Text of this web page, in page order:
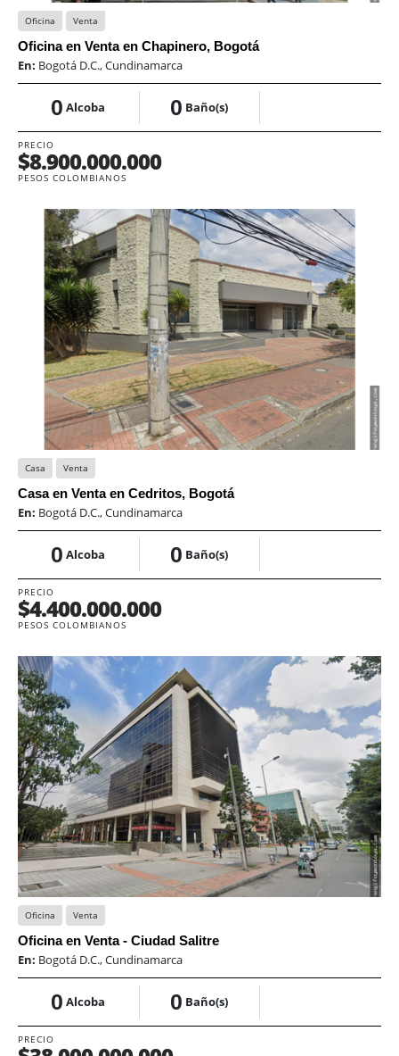
Oficina Venta
Oficina en Venta en Chapinero, Bogotá
En: Bogotá D.C., Cundinamarca
0 Alcoba 0 Baño(s)
PRECIO
$8.900.000.000
PESOS COLOMBIANOS
Casa Venta
Casa en Venta en Cedritos, Bogotá
En: Bogotá D.C., Cundinamarca
0 Alcoba 0 Baño(s)
PRECIO
$4.400.000.000
PESOS COLOMBIANOS
Oficina Venta
Oficina en Venta - Ciudad Salitre
En: Bogotá D.C., Cundinamarca
0 Alcoba 0 Baño(s)
PRECIO